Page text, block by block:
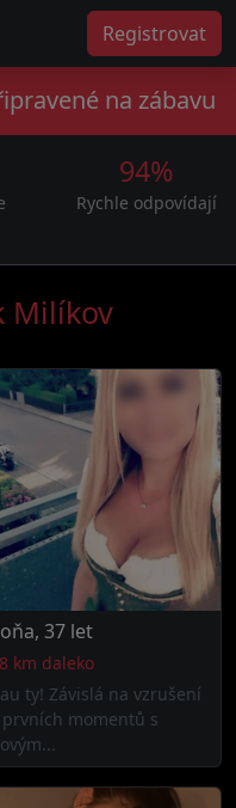
Registrovat
na zábavu
94%
Rychle odpovídají
Milíkov
37 let
km daleko
ty! Závislá na vzrušení
prvních momentů s